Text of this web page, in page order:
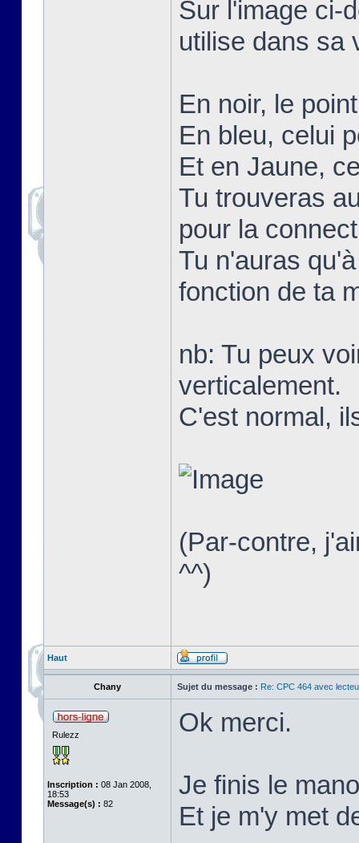
Sur l'image ci-
utilise dans sa
En noir, le
En bleu, celui
Et en Jaune,
Tu trouveras
pour la
Tu n'auras
fonction de ta
nb: Tu peux
verticalement.
C'est normal,
(Par-contre,
^^)
Haut
Chany Sujet du message : Re: CPC 464 avec
Rulezz
Inscription : 08 Jan 2008,
18:53
Message(s) : 82
Ok merci.
Je finis le
Et je m'y met